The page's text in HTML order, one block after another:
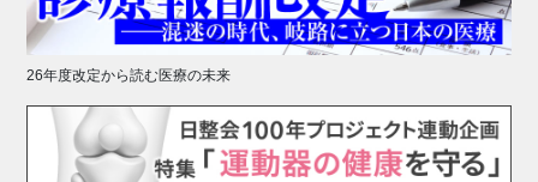
26年度改定から読む医療の未来